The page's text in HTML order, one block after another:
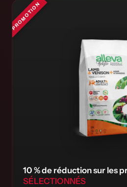
PROMOTION
10 % de réduction sur les
SÉLECTIONNÉS